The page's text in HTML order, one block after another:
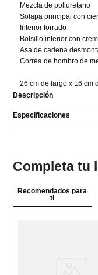
Mezcla de poliuretano
Solapa principal con
Interior forrado
Bolsillo interior con
Asa de cadena
Correa de hombro de
26 cm de largo x 16 cm
Descripción
Especificaciones
Completa tu
Recomendados para
ti